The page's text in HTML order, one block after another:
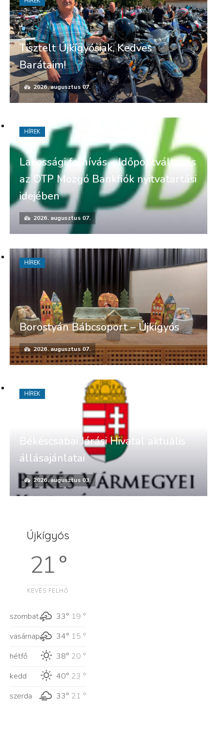
Tisztelt Újkígyósiak, Kedves
Barátaim!
2026. augusztus 07.
Lakossági felhívás – Időpontváltozás
az OTP Mozgó Bankfiók nyitvatartási
idejében
2026. augusztus 07.
HÍREK
Borostyán Bábcsoport – Újkígyós
2026. augusztus 07.
HÍREK
Békéscsabai Járási Hivatal aktuális
állásajánlatai
2026. augusztus 03.
HÍREK
Újkígyós
21 °
KEVÉS FELHŐ
szombat 33° 19 °
vasárnap
34° 15 °
hétfő
38° 20 °
kedd
40° 23 °
szerda
33° 21 °